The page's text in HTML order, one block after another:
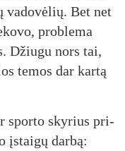
va­do­vė­lių. Bet net
pro­ble­ma
Džiu­gu nors tai,
te­mos dar kar­tą
spor­to sky­rius pri­
įstai­gų dar­bą: